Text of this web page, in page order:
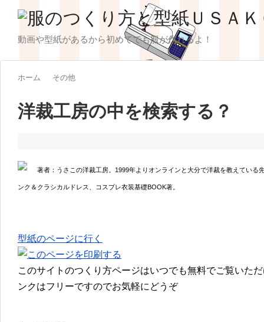
動画や型紙があるから初めてでも服が作れるよ！
ホーム その他
洋裁工房の中を検索する？
著者：うさこの洋裁工房。1999年よりオンラインと大分で洋裁を教えている
ンク＆クラシカルドレス、コスプレ衣装基礎BOOK著。
型紙のページに行く
このサイトのつくり方ページはいつでも無料でご覧いた
ンクはフリーですのでお気軽にどうぞ